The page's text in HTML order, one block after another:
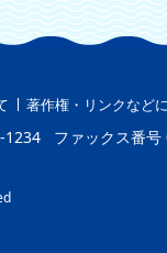
著作権・リンクなど
1234 ファックス番号